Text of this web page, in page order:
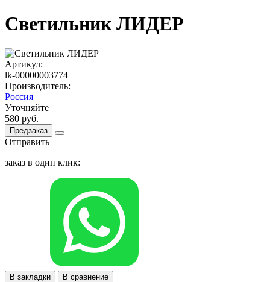
Светильник ЛИДЕР
Артикул:
lk-00000003774
Производитель:
Россия
Уточняйте
580 руб.
Предзаказ
Отправить
заказ в один клик:
В закладки В сравнение